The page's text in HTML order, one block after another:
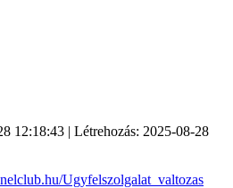
12:18:43 | Létrehozás: 2025-08-28
Ugyfelszolgalat_valtozas